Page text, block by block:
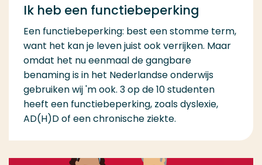
Ik heb een functiebeperking
Een functiebeperking: best een stomme term,
want het kan je leven juist ook verrijken. Maar
omdat het nu eenmaal de gangbare
benaming is in het Nederlandse onderwijs
gebruiken wij 'm ook. 3 op de 10 studenten
heeft een functiebeperking, zoals dyslexie,
AD(H)D of een chronische ziekte.